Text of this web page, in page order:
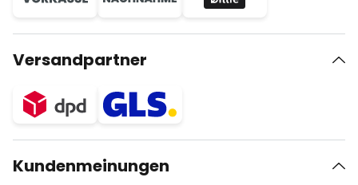
Versandpartner
Kundenmeinungen